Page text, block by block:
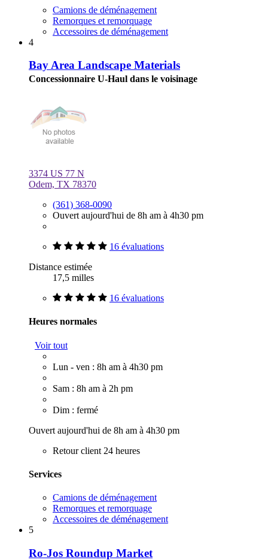
Camions de déménagement
Remorques et remorquage
Accessoires de déménagement
4
Bay Area Landscape Materials
Concessionnaire U-Haul dans le voisinage
3374 US 77 N
Odem, TX 78370
(361) 368-0090
Ouvert aujourd'hui de 8h am à 4h30 pm
16 évaluations
Distance estimée
17,5 milles
16 évaluations
Heures normales
Voir tout
Lun - ven : 8h am à 4h30 pm
Sam : 8h am à 2h pm
Dim : fermé
Ouvert aujourd'hui de 8h am à 4h30 pm
Retour client 24 heures
Services
Camions de déménagement
Remorques et remorquage
Accessoires de déménagement
5
Ro-Jos Roundup Market